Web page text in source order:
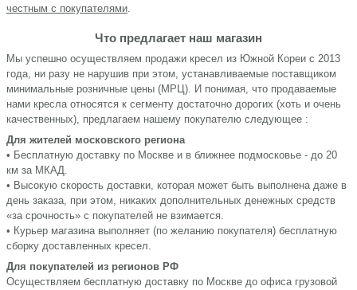
честным с покупателями.
Что предлагает наш магазин
Мы успешно осуществляем продажи кресел из Южной Кореи с 2013
года, ни разу не нарушив при этом, устанавливаемые поставщиком
минимальные розничные цены (МРЦ). И понимая, что продаваемые
нами кресла относятся к сегменту достаточно дорогих (хоть и очень
качественных), предлагаем нашему покупателю следующее :
Для жителей московского региона
• Бесплатную доставку по Москве и в ближнее подмосковье - до 20
км за МКАД.
• Высокую скорость доставки, которая может быть выполнена даже в
день заказа, при этом, никаких дополнительных денежных средств
«за срочность» с покупателей не взимается.
• Курьер магазина выполняет (по желанию покупателя) бесплатную
сборку доставленных кресел.
Для покупателей из регионов РФ
Осуществляем бесплатную доставку по Москве до офиса грузовой